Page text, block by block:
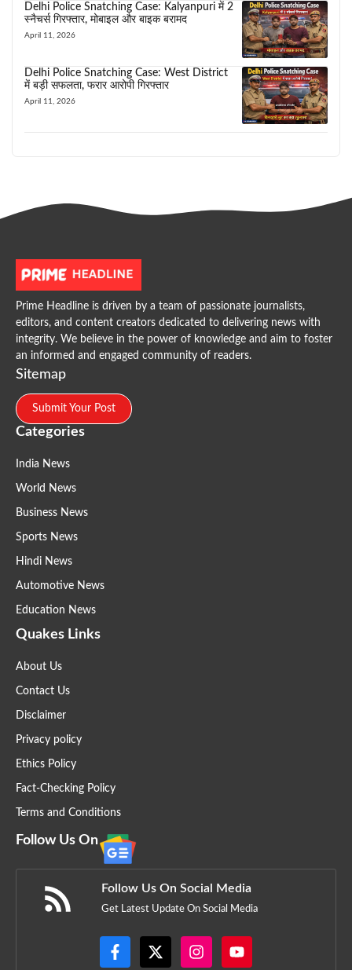
Delhi Police Snatching Case: Kalyanpuri में 2
स्नैचर्स गिरफ्तार, मोबाइल और बाइक बरामद
April 11, 2026
Delhi Police Snatching Case: West District
में बड़ी सफलता, फरार आरोपी गिरफ्तार
April 11, 2026
Prime Headline is driven by a team of passionate journalists,
editors, and content creators dedicated to delivering news with
integrity. We believe in the power of knowledge and aim to foster
an informed and engaged community of readers.
Sitemap
Submit Your Post
Categories
India News
World News
Business News
Sports News
Hindi News
Automotive News
Education News
Quakes Links
About Us
Contact Us
Disclaimer
Privacy policy
Ethics Policy
Fact-Checking Policy
Terms and Conditions
Follow Us On
Follow Us On Social Media
Get Latest Update On Social Media